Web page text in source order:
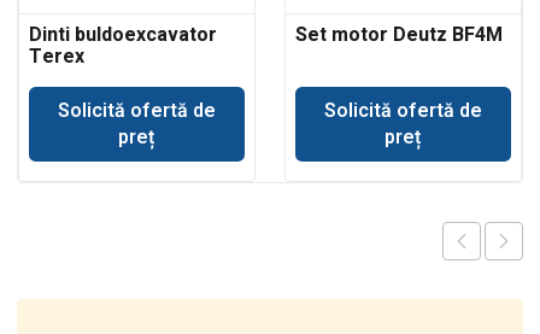
Dinti buldoexcavator
Terex
Solicită ofertă de
preț
Set motor Deutz BF4M
Solicită ofertă de
preț